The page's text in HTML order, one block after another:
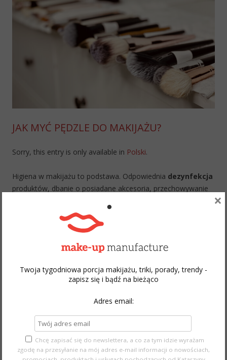
JAK MYĆ PĘDZLE DO MAKIJAŻU?
Sorry, this entry is only available in Polski.
Higiena w makijażu to podstawa. Odpowiednia dezynfekcja
produktów, dbanie o posiadane akcesoria, przechowywanie
kosmetyki, kosmetyki. Ale czym je nakładać? Jak powinna
wyglądać prawidłowa aplikacja poszczególnych produktów?
w szkole makijażu, a tymczasem zapraszam
jak dbać o pędzle?
Twoja tygodniowa porcja makijażu, triki, porady, trendy -
zapisz się i bądź na bieżąco
Adres email:
Chcę zapisać się do newslettera, a co za tym idzie wyrażam
zgodę na przesyłanie na mój adres e-mail informacji o nowościach,
×